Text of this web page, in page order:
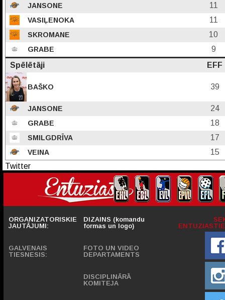
JANSONE 11
VASIĻENOKA 11
SKROMANE 10
GRABE
9
Spēlētāji
EFF
BAŠKO 39
JANSONE 24
GRABE 18
SMILGDRĪVA 17
VEINA
15
Twitter
ORGANIZATORISKIE
JAUTĀJUMI:
GALVENAIS
TIESNESIS:
DIZAINS (komandu
formas un logo)
FOTO UN VIDEO
DEPARTAMENTS
DISCIPLINĀRĀ
KOMITEJA